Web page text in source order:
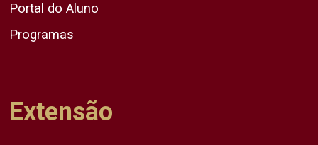
Portal do Aluno
Programas
Extensão